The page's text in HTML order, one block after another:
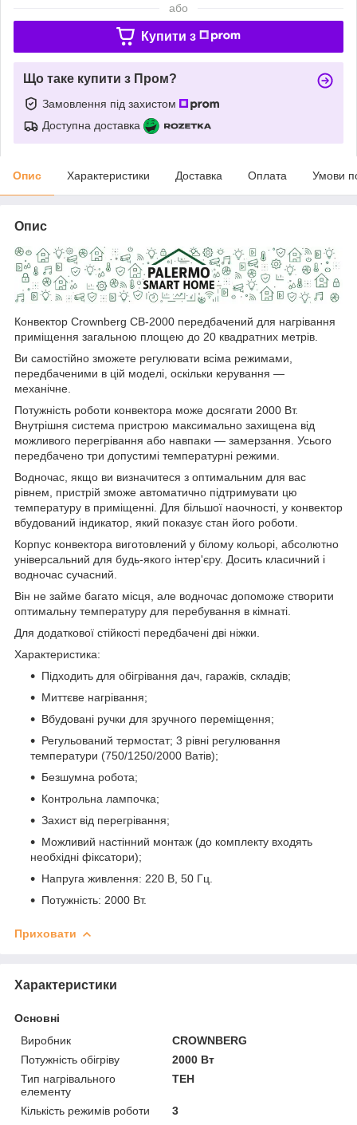
або
Купити з
Що таке купити з Пром?
Замовлення під захистом
Доступна доставка
Опис Характеристики Доставка Оплата Умови
Опис
Конвектор Crownberg CB-2000 передбачений для нагрівання
приміщення загальною площею до 20 квадратних метрів.
Ви самостійно зможете регулювати всіма режимами,
передбаченими в цій моделі, оскільки керування —
механічне.
Потужність роботи конвектора може досягати 2000 Вт.
Внутрішня система пристрою максимально захищена від
можливого перегрівання або навпаки — замерзання. Усього
передбачено три допустимі температурні режими.
Водночас, якщо ви визначитеся з оптимальним для вас
рівнем, пристрій зможе автоматично підтримувати цю
температуру в приміщенні. Для більшої наочності, у конвектор
вбудований індикатор, який показує стан його роботи.
Корпус конвектора виготовлений у білому кольорі, абсолютно
універсальний для будь-якого інтер'єру. Досить класичний і
водночас сучасний.
Він не займе багато місця, але водночас допоможе створити
оптимальну температуру для перебування в кімнаті.
Для додаткової стійкості передбачені дві ніжки.
Характеристика:
Підходить для обігрівання дач, гаражів, складів;
Миттєве нагрівання;
Вбудовані ручки для зручного переміщення;
Регульований термостат; 3 рівні регулювання
температури (750/1250/2000 Ватів);
Безшумна робота;
Контрольна лампочка;
Захист від перегрівання;
Можливий настінний монтаж (до комплекту входять
необхідні фіксатори);
Напруга живлення: 220 В, 50 Гц.
Потужність: 2000 Вт.
Приховати
Характеристики
Основні
Виробник
CROWNBERG
Потужність обігріву
2000 Вт
Тип нагрівального
елементу
ТЕН
Кількість режимів роботи
3